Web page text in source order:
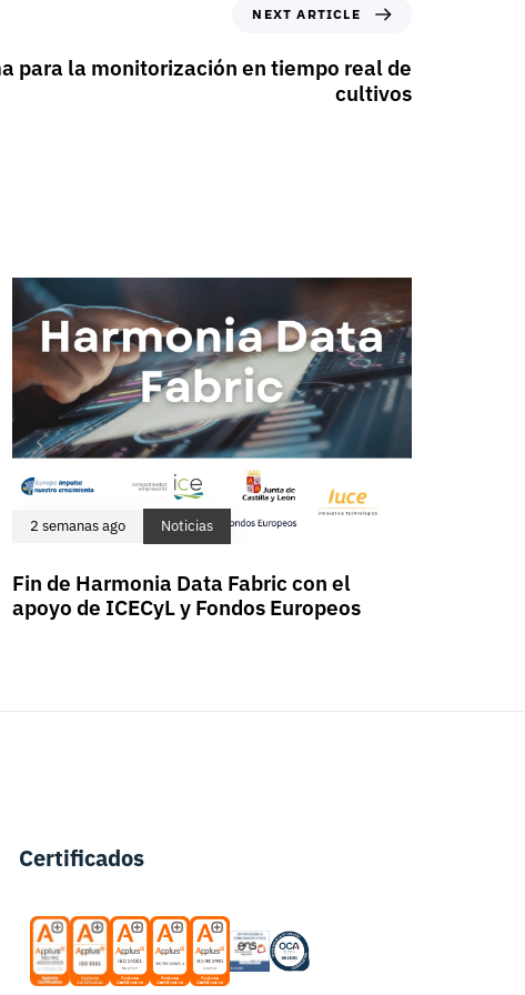
NEXT ARTICLE
para la monitorización en tiempo real de
cultivos
2 semanas ago Noticias
Fin de Harmonia Data Fabric con el
apoyo de ICECyL y Fondos Europeos
Certificados